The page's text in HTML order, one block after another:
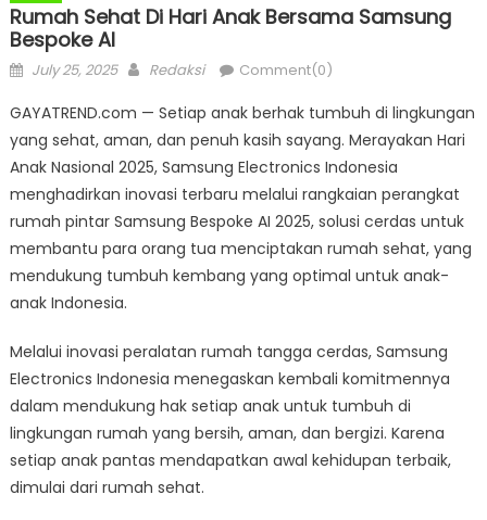
Rumah Sehat Di Hari Anak Bersama Samsung
Bespoke AI
Posted
July 25, 2025 Author
Redaksi Comment(0)
GAYATREND.com — Setiap anak berhak tumbuh di lingkungan
yang sehat, aman, dan penuh kasih sayang. Merayakan Hari
Anak Nasional 2025, Samsung Electronics Indonesia
menghadirkan inovasi terbaru melalui rangkaian perangkat
rumah pintar Samsung Bespoke AI 2025, solusi cerdas untuk
membantu para orang tua menciptakan rumah sehat, yang
mendukung tumbuh kembang yang optimal untuk anak-
anak Indonesia.
Melalui inovasi peralatan rumah tangga cerdas, Samsung
Electronics Indonesia menegaskan kembali komitmennya
dalam mendukung hak setiap anak untuk tumbuh di
lingkungan rumah yang bersih, aman, dan bergizi. Karena
setiap anak pantas mendapatkan awal kehidupan terbaik,
dimulai dari rumah sehat.